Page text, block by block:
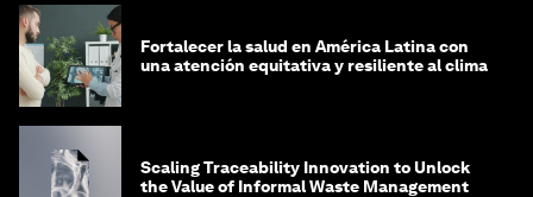
Fortalecer la salud en América Latina con
una atención equitativa y resiliente al clima
Scaling Traceability Innovation to Unlock
the Value of Informal Waste Management